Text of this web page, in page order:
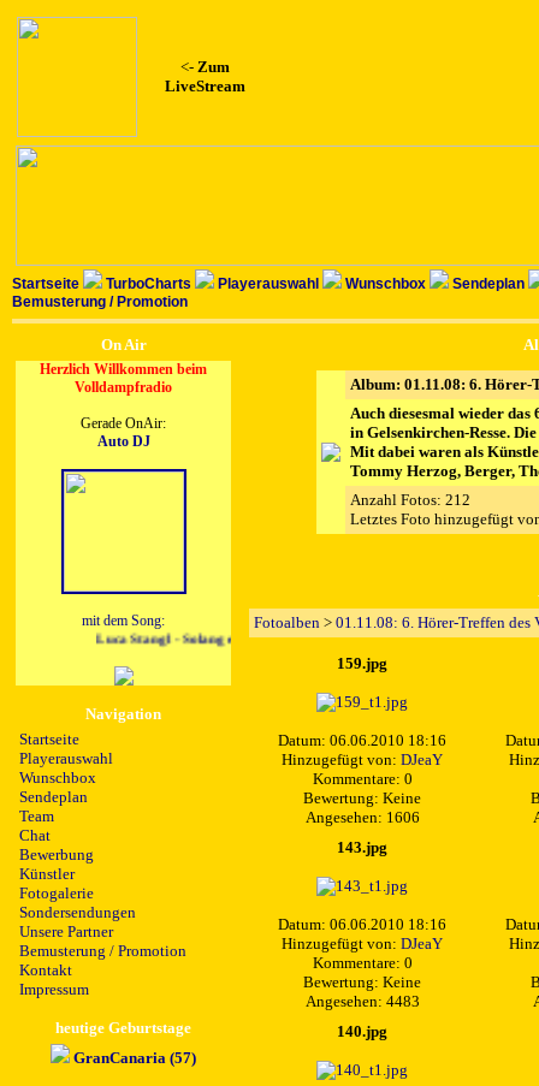
<- Zum
LiveStream
Startseite TurboCharts Playerauswahl Wunschbox
Sendeplan
Bemusterung / Promotion
On Air
Herzlich Willkommen beim
Volldampfradio
Gerade OnAir:
Auto DJ
mit dem Song:
Luca Stangl - Solang es Lieder gibt
Navigation
Startseite
Playerauswahl
Wunschbox
Sendeplan
Team
Chat
Bewerbung
Künstler
Fotogalerie
Sondersendungen
Unsere Partner
Bemusterung / Promotion
Kontakt
Impressum
heutige Geburtstage
GranCanaria (57)
Album: 01.11.08: 6. Hörer-
Auch diesesmal wieder
in Gelsenkirchen-Resse.
Mit dabei waren als
Tommy Herzog, Berger,
Anzahl Fotos: 212
Letztes Foto hinzugefügt
Fotoalben > 01.11.08: 6. Hörer-Treffen des
159.jpg
Datum: 06.06.2010 18:16
Hinzugefügt von: DJeaY
Kommentare: 0
Bewertung: Keine
Angesehen: 1606
143.jpg
Datum: 06.06.2010 18:16
Hinzugefügt von: DJeaY
Kommentare: 0
Bewertung: Keine
Angesehen: 4483
140.jpg